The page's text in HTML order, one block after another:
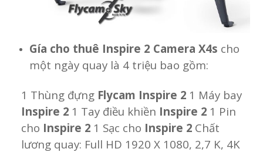
Gía cho thuê Inspire 2 Camera X4s cho
một ngày quay là 4 triệu bao gồm:
1 Thùng đựng Flycam Inspire 2 1 Máy bay
Inspire 2 1 Tay điều khiền Inspire 2 1 Pin
cho Inspire 2 1 Sạc cho Inspire 2 Chất
lương quay: Full HD 1920 X 1080, 2,7 K, 4K